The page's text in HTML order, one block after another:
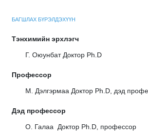
БАГШЛАХ БҮРЭЛДЭХҮҮН
Тэнхимийн эрхлэгч
Г. Оюунбат Доктор Ph.D
Профессор
М. Дэлгэрмаа Доктор Ph.D, дэд
Дэд профессор
О. Галаа Доктор Ph.D, профессор